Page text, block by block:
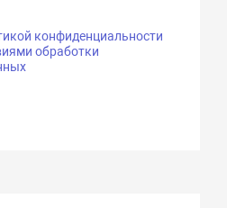
конфиденциальности
обработки